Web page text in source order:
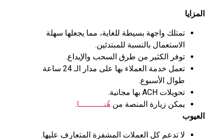
المزايا
تمتلك واجهة بسيطة للغاية، مما يجعلها سهلة
الاستعمال بالنسبة للمبتدئين.
توفر الكثير من طرق السحب والإيداع.
تعمل خدمة العملاء بها على مدار الـ 24 ساعة
طوال الأسبوع.
تحويلات ACH بها مجانية.
يمكن زيارة المنصة من هُنــــــــــا.
العيوب
لا تدعم كل العملات المشفرة المتعارف عليها.